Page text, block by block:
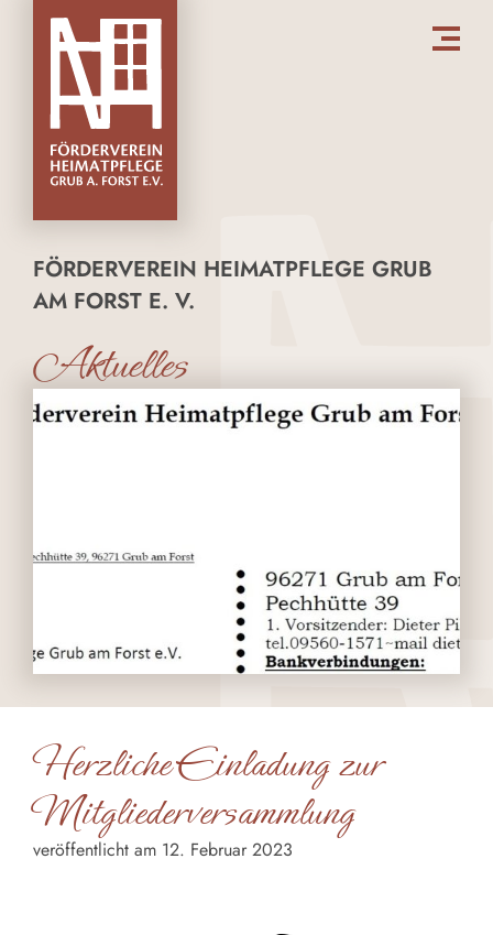
FÖRDERVEREIN HEIMATPFLEGE GRUB
AM FORST E. V.
Aktuelles
Herzliche Einladung zur
Mitgliederversammlung
veröffentlicht am 12. Februar 2023